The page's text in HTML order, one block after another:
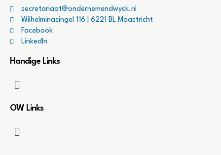
secretariaat@ondernemendwyck.nl
Wilhelminasingel 116 | 6221 BL Maastricht
Facebook
LinkedIn
Handige Links
OW Links